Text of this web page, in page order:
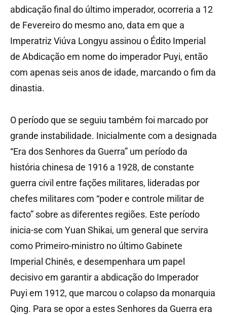
abdicação final do último imperador, ocorreria a 12
de Fevereiro do mesmo ano, data em que a
Imperatriz Viúva Longyu assinou o Édito Imperial
de Abdicação em nome do imperador Puyi, então
com apenas seis anos de idade, marcando o fim da
dinastia.
O período que se seguiu também foi marcado por
grande instabilidade. Inicialmente com a designada
“Era dos Senhores da Guerra” um período da
história chinesa de 1916 a 1928, de constante
guerra civil entre fações militares, lideradas por
chefes militares com “poder e controle militar de
facto” sobre as diferentes regiões. Este período
inicia-se com Yuan Shikai, um general que servira
como Primeiro-ministro no último Gabinete
Imperial Chinês, e desempenhara um papel
decisivo em garantir a abdicaçãodo Imperador
Puyi em 1912, que marcou o colapso da monarquia
Qing. Para se opor a estes Senhores da Guerra era